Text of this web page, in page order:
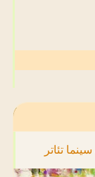
سینما تئاتر